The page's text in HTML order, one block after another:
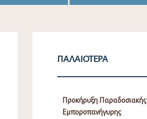
ΠΑΛΑΙΌΤΕΡΑ
Προκήρυξη Παραδοσιακής
Εμποροπανήγυρης